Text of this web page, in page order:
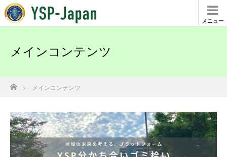
メニュー
メインコンテンツ
メインコンテンツ